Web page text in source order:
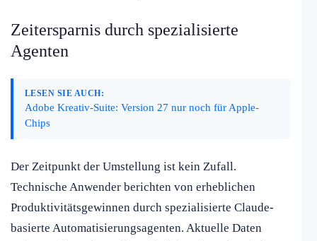
Zeitersparnis durch spezialisierte
Agenten
LESEN SIE AUCH:
Adobe Kreativ-Suite: Version 27 nur noch für Apple-
Chips
Der Zeitpunkt der Umstellung ist kein Zufall.
Technische Anwender berichten von erheblichen
Produktivitätsgewinnen durch spezialisierte Claude-
basierte Automatisierungsagenten. Aktuelle Daten